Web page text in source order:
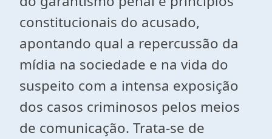
constitucionais do acusado,
apontando qual a repercussão da
mídia na sociedade e na vida do
suspeito com a intensa exposição
dos casos criminosos pelos meios
de comunicação. Trata-se de